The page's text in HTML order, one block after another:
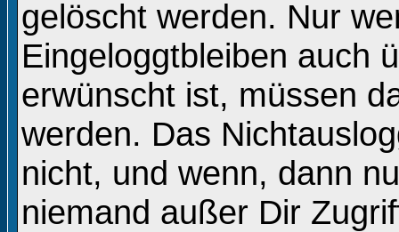
gelöscht werden. Nur
Eingeloggtbleiben auch
erwünscht ist, müssen
werden. Das
nicht, und wenn, dann
niemand außer Dir